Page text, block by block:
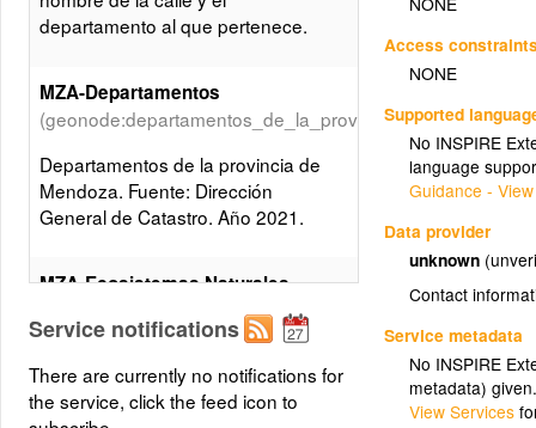
Access
NONE
Supported
No INSPIRE
language
Guidance -
Data provider
unknown
Contact
Service metadata
No INSPIRE
metadata)
View Services
departamento al que pertenece.
MZA-Departamentos
(geonode:departamentos_de_la_provincia_de_mendoza)
Departamentos de la provincia de
Mendoza. Fuente: Dirección
General de Catastro. Año 2021.
MZA-Ecosistemas Naturales
(geonode:ecosistemas_naturales)
ecológico)
Service notifications
There are currently no notifications for
the service, click the feed icon to